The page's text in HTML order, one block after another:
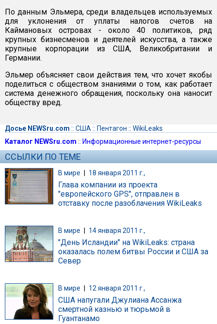
По данным Эльмера, среди владельцев используемых
для уклонения от уплаты налогов счетов на
Каймановых островах - около 40 политиков, ряд
крупных бизнесменов и деятелей искусства, а также
крупные корпорации из США, Великобритании и
Германии.
Эльмер объясняет свои действия тем, что хочет якобы
поделиться с обществом знаниями о том, как работает
система денежного обращения, поскольку она наносит
обществу вред.
Досье NEWSru.com :: США :: Пентагон :: WikiLeaks
Каталог NEWSru.com :: Информационные интернет-ресурсы
ССЫЛКИ ПО ТЕМЕ
В мире | 18 января 2011 г.,
Глава компании из проекта
"европейского GPS", отправлен в
отставку после разоблачения WikiLeaks
В мире 14 января 2011 г.,
"День Исландии" на WikiLeaks: страна
оказалась полем битвы России и США за
Север
В мире 12 января 2011 г.,
США напугали Джулиана Ассанжа
смертной казнью и тюрьмой в
Гуантанамо